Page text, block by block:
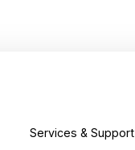
Services & Support